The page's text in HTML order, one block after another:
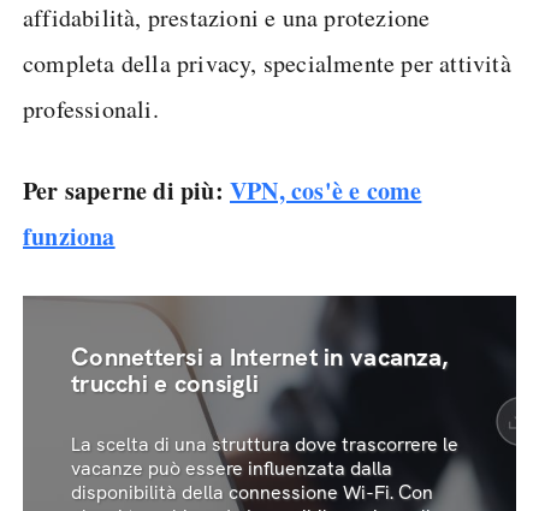
affidabilità, prestazioni e una protezione
completa della privacy, specialmente per attività
professionali.
Per saperne di più: VPN, cos'è e come
funziona
Connettersi a Internet in vacanza,
trucchi e consigli
La scelta di una struttura dove trascorrere le
vacanze può essere influenzata dalla
disponibilità della connessione Wi-Fi. Con